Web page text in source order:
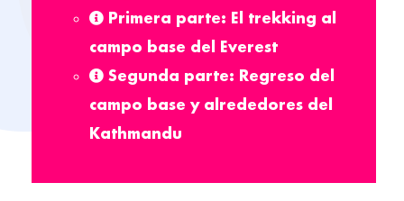
Primera parte: El trekking al
campo base del Everest
Segunda parte: Regreso del
campo base y alrededores del
Kathmandu